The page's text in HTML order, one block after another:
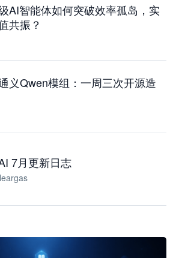
AI智能体如何突破效率孤岛，实
共振？
义Qwen模组：一周三次开源造
7月更新日志